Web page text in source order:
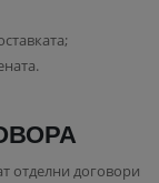
отделни договори